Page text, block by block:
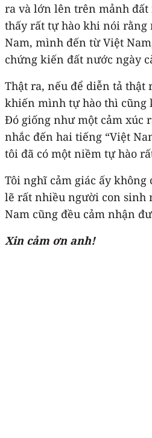
ra và lớn lên trên mảnh đất
thấy rất tự hào khi nói
Nam, mình đến từ Việt
chứng kiến đất nước ngày
Thật ra, nếu để diễn tả thật
khiến mình tự hào thì cũng
Đó giống như một cảm xúc
nhắc đến hai tiếng “Việt
tôi đã có một niềm tự hào
Tôi nghĩ cảm giác ấy
lẽ rất nhiều người con sinh
Nam cũng đều cảm nhận
Xin cảm ơn anh!